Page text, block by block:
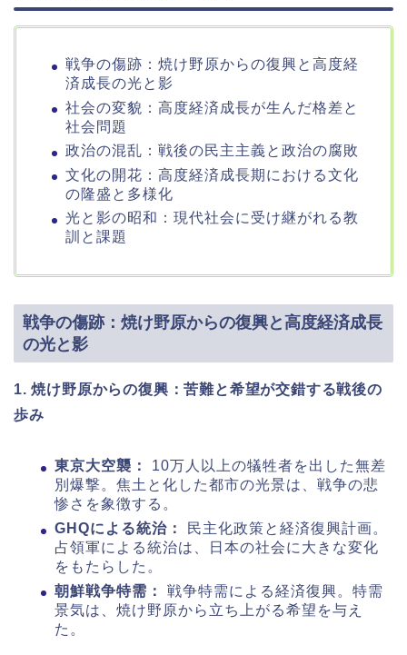
戦争の傷跡：焼け野原からの復興と高度経
済成長の光と影
社会の変貌：高度経済成長が生んだ格差と
社会問題
政治の混乱：戦後の民主主義と政治の腐敗
文化の開花：高度経済成長期における文化
の隆盛と多様化
光と影の昭和：現代社会に受け継がれる教
訓と課題
戦争の傷跡：焼け野原からの復興と高度経済成長
の光と影
1. 焼け野原からの復興：苦難と希望が交錯する戦後の
歩み
東京大空襲：
10万人以上の犠牲者を出した無差
別爆撃。焦土と化した都市の光景は、戦争の悲
惨さを象徴する。
GHQによる統治：
民主化政策と経済復興計画。
占領軍による統治は、日本の社会に大きな変化
をもたらした。
朝鮮戦争特需：
戦争特需による経済復興。特需
景気は、焼け野原から立ち上がる希望を与え
た。